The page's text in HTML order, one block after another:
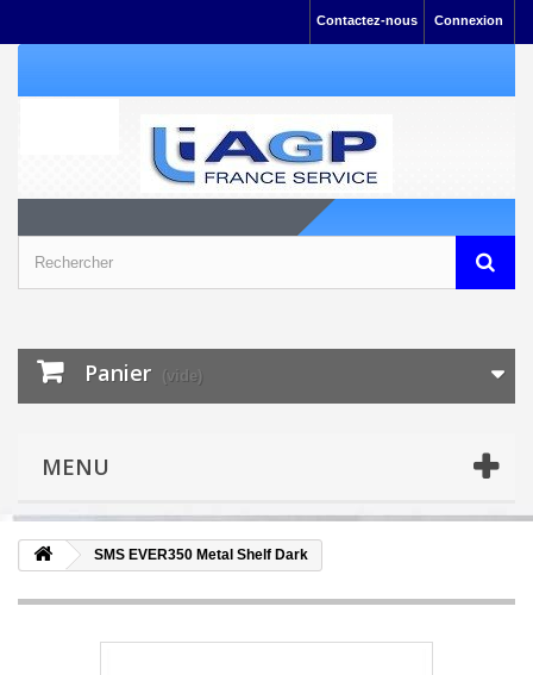
Connexion
Contactez-nous
Panier (vide)
MENU
SMS EVER350 Metal Shelf Dark